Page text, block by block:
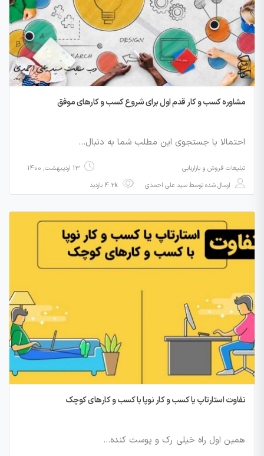
مشاوره کسب و کار قدم اول برای شروع کسب و کارهای موفق
احتمالا با جستجوی این مطلب شما به دنبال…
تبلیغات فروش و بازاریابی
13 اردیبهشت, 1400
ارسال شده توسطسید علی احمدی
تفاوت استارتاپ یا کسب و کار نوپا با کسب و کارهای کوچک
همین اول راه خیلی رک و پوست کنده…